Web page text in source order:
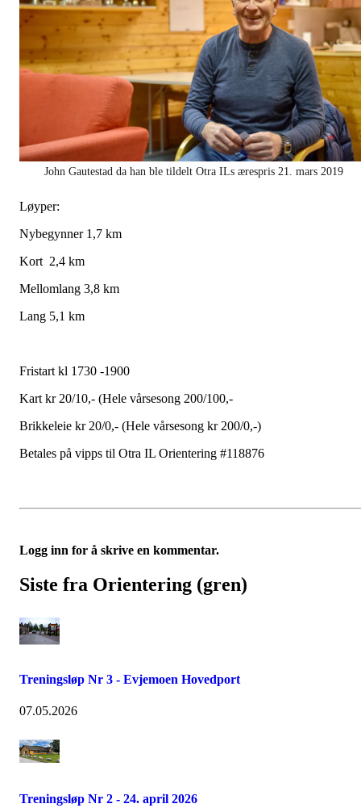
John Gautestad da han ble tildelt Otra ILs ærespris 21. mars 2019
Løyper:
Nybegynner 1,7 km
Kort 2,4 km
Mellomlang 3,8 km
Lang 5,1 km
Fristart kl 1730 -1900
Kart kr 20/10,- (Hele vårsesong 200/100,-
Brikkeleie kr 20/0,- (Hele vårsesong kr 200/0,-)
Betales på vipps til Otra IL Orientering #118876
Logg inn for å skrive en kommentar.
Siste fra Orientering (gren)
Treningsløp Nr 3 - Evjemoen Hovedport
07.05.2026
Treningsløp Nr 2 - 24. april 2026